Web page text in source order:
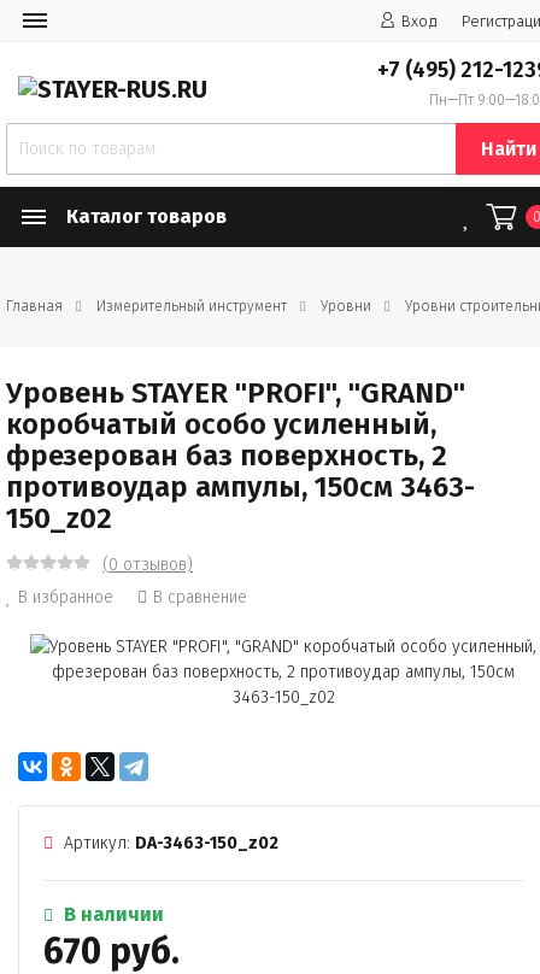
Вход
+7 (495) 212-
Пн—Пт
Найти
Каталог товаров
Главная Измерительный инструмент Уровни Уровни
Уровень STAYER "PROFI", "GRAND"
коробчатый особо усиленный,
фрезерован баз поверхность, 2
противоудар ампулы, 150см 3463-
150_z02
(0 отзывов)
В избранное
В сравнение
Артикул: DA-3463-150_z02
В наличии
670 руб.